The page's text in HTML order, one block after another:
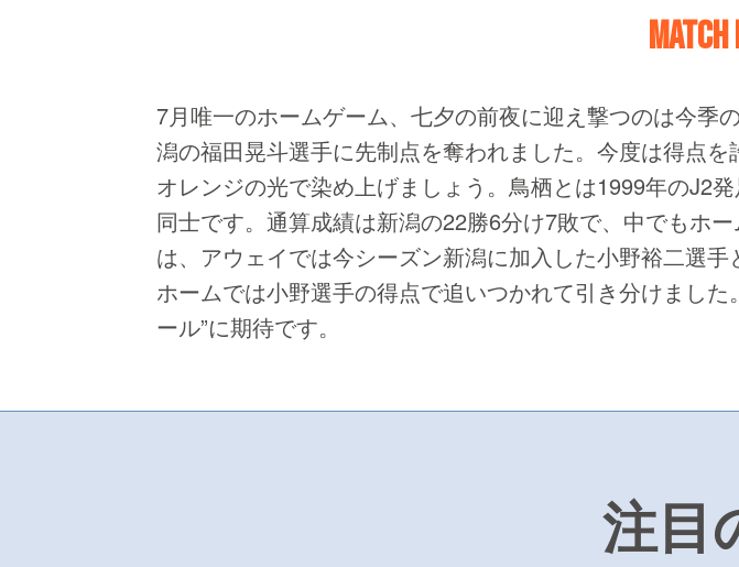
MATCH
7月唯一のホームゲーム、七夕の前夜に迎え撃つのは今季
潟の福田晃斗選手に先制点を奪われました。今度は得点
オレンジの光で染め上げましょう。鳥栖とは1999年のJ2
同士です。通算成績は新潟の22勝6分け7敗で、中でもホ
は、アウェイでは今シーズン新潟に加入した小野裕二選
ホームでは小野選手の得点で追いつかれて引き分けまし
ール”に期待です。
注目